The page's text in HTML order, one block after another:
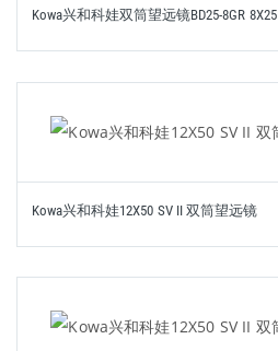
Kowa兴和科娃双筒望远镜BD25-8GR 8X25
Kowa兴和科娃12X50 SV II 双筒望远镜